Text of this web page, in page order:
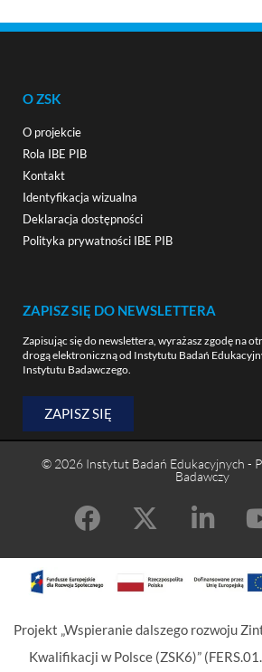
O ZSK
O projekcie
Rola IBE PIB
Kontakt
Identyfikacja wizualna
Deklaracja dostępności
Polityka prywatności IBE PIB
ZAPISZ SIĘ DO NEWSLETTERA
Zapisując się do newslettera, wyrażasz zgodę na
drogą elektroniczną od Instytutu Badań
Instytutu Badawczego.
ZAPISZ SIĘ
© 2026 Instytut Badań Edukacyjnych -
Badawczy
Projekt „Wspieranie dalszego rozwoju
Kwalifikacji w Polsce (ZSK6)”